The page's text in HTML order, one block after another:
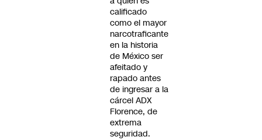
calificado
como el mayor
narcotraficante
en la historia
de México ser
afeitado y
rapado antes
de ingresar a la
cárcel ADX
Florence, de
extrema
seguridad.